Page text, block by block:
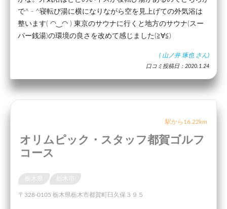
で^ - ^寝転び湯に横になりながら空を見上げての外気浴は
整います( ◠‿◠ ) 東京のサウナに行くと地方のサウナ(スー
パー銭湯)の環境の良さを改めて感じました(≧∀≦)
( 山ノ井 琢也 さん)
口コミ投稿日：2020.1.24
駅から16.22km
オリムピック・スタッフ都賀ゴルフ
コース
〒328-0105 栃木県栃木市都賀町臼久保３９５